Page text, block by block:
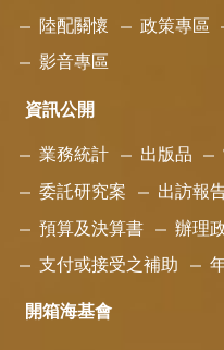
陸配關懷 政策專區
影音專區
資訊公開
業務統計 出版品
委託研究案 出訪報
預算及決算書 辦理
支付或接受之補助
開箱海基會